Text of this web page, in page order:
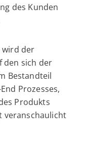
des Kunden
wird der
den sich der
Bestandteil
Prozesses,
Produkts
veranschaulicht